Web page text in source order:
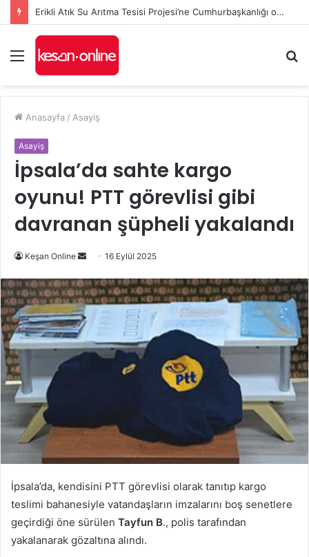
Erikli Atık Su Arıtma Tesisi Projesi’ne Cumhurbaşkanlığı onayı
Menü
...
Anasayfa / Asayiş
Asayiş
İpsala’da sahte kargo
oyunu! PTT görevlisi gibi
davranan şüpheli yakalandı
Keşan Online
Bir
posta
göndermek
16 Eylül 2025
İpsala’da, kendisini PTT görevlisi olarak tanıtıp kargo
teslimi bahanesiyle vatandaşların imzalarını boş senetlere
geçirdiği öne sürülen Tayfun B., polis tarafından
yakalanarak gözaltına alındı.